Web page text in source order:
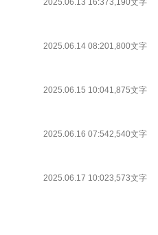
2025.06.13 16:373,190文字
2025.06.14 08:201,800文字
2025.06.15 10:041,875文字
2025.06.16 07:542,540文字
2025.06.17 10:023,573文字